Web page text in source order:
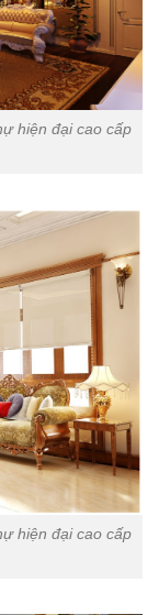
hiện đại cao cấp
hiện đại cao cấp